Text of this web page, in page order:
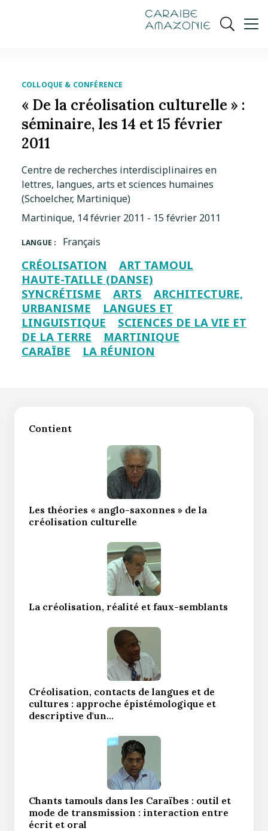
Ouvrir
COLLOQUE & CONFÉRENCE
« De la créolisation culturelle » :
séminaire, les 14 et 15 février
2011
Centre de recherches interdisciplinaires en
lettres, langues, arts et sciences humaines
(Schoelcher, Martinique)
Martinique, 14 février 2011 - 15 février 2011
LANGUE : Français
CRÉOLISATION
ART TAMOUL
HAUTE-TAILLE (DANSE)
SYNCRÉTISME
ARTS
ARCHITECTURE,
URBANISME
LANGUES ET
LINGUISTIQUE
SCIENCES DE LA VIE ET
DE LA TERRE
MARTINIQUE
CARAÏBE
LA RÉUNION
Contient
Les théories « anglo-saxonnes » de la
créolisation culturelle
La créolisation, réalité et faux-semblants
Créolisation, contacts de langues et de
cultures : approche épistémologique et
descriptive d'un…
Chants tamouls dans les Caraïbes : outil et
mode de transmission : interaction entre
écrit et oral